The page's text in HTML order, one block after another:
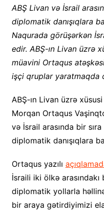
ABŞ Livan və İsrail
diplomatik danışıqlara
Naqurada görüşərkən
edir. ABŞ-ın Livan üzrə
müavini Ortaqus
işçi qruplar yaratmaqda
ABŞ-ın Livan üzrə
Morqan Ortaqus
və İsrail arasında bir
diplomatik danışıqlara
Ortaqus yazılı
İsraili iki ölkə
diplomatik yollarla
bir araya gətirdiyimizi